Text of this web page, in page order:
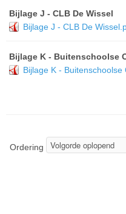
Bijlage J - CLB De Wissel
Bijlage J - CLB De
Bijlage K - Buitenschoolse
Bijlage K -
Ordering